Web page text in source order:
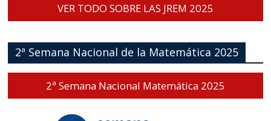
VER TODO SOBRE LAS JREM 2025
2ª Semana Nacional de la Matemática 2025
2ª Semana Nacional Matemática 2025